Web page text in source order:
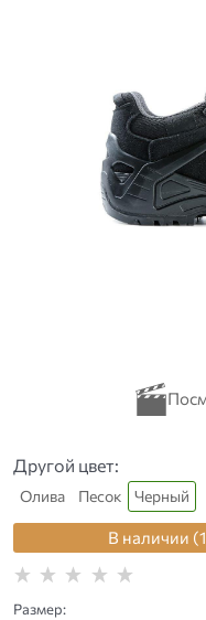
Другой цвет:
Олива Песок Черный
В наличии (1
Размер: